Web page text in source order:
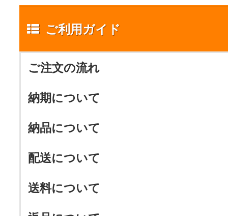
ご利用ガイド
ご注文の流れ
納期について
納品について
配送について
送料について